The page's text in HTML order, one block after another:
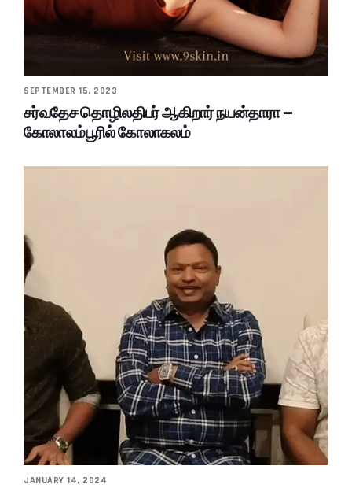
SEPTEMBER 15, 2023
சர்வதேச தொழிலதிபர் ஆகிறார் நயன்தாரா –
கோலாலம்பூரில் கோலாகலம்
JANUARY 14, 2024